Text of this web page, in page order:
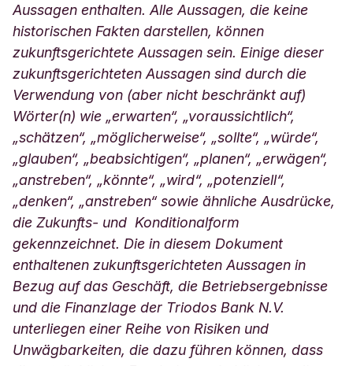
Aussagen enthalten. Alle Aussagen, die keine
historischen Fakten darstellen, können
zukunftsgerichtete Aussagen sein. Einige dieser
zukunftsgerichteten Aussagen sind durch die
Verwendung von (aber nicht beschränkt auf)
Wörter(n) wie „erwarten“, „voraussichtlich“,
„schätzen“, „möglicherweise“, „sollte“, „würde“,
„glauben“, „beabsichtigen“, „planen“, „erwägen“,
„anstreben“, „könnte“, „wird“, „potenziell“,
„denken“, „anstreben“ sowie ähnliche Ausdrücke,
die Zukunfts- und Konditionalform
gekennzeichnet. Die in diesem Dokument
enthaltenen zukunftsgerichteten Aussagen in
Bezug auf das Geschäft, die Betriebsergebnisse
und die Finanzlage der Triodos Bank N.V.
unterliegen einer Reihe von Risiken und
Unwägbarkeiten, die dazu führen können, dass